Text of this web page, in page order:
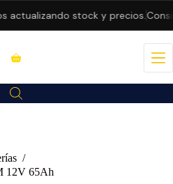
stock y precios.
/
12V 65Ah